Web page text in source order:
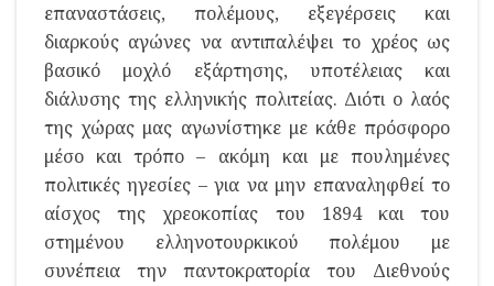
επαναστάσεις, πολέμους, εξεγέρσεις και
διαρκούς αγώνες να αντιπαλέψει το χρέος ως
βασικό μοχλό εξάρτησης, υποτέλειας και
διάλυσης της ελληνικής πολιτείας. Διότι ο λαός
της χώρας μας αγωνίστηκε με κάθε πρόσφορο
μέσο και τρόπο – ακόμη και με πουλημένες
πολιτικές ηγεσίες – για να μην επαναληφθεί το
αίσχος της χρεοκοπίας του 1894 και του
στημένου ελληνοτουρκικού πολέμου με
συνέπεια την παντοκρατορία του Διεθνούς